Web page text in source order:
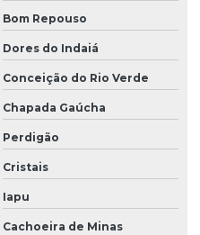
Bom Repouso
Dores do Indaiá
Conceição do Rio Verde
Chapada Gaúcha
Perdigão
Cristais
Iapu
Cachoeira de Minas